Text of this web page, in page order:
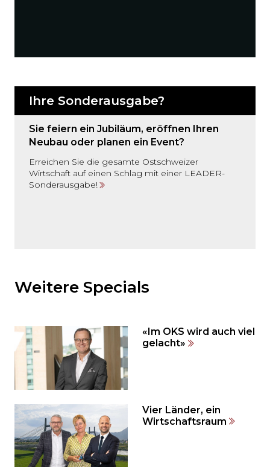
Ihre Sonderausgabe?
Sie feiern ein Jubiläum, eröffnen Ihren
Neubau oder planen ein Event?
Erreichen Sie die gesamte Ostschweizer
Wirtschaft auf einen Schlag mit einer LEADER-
Sonderausgabe!
den
Inhalt
auslassen
und
direkt
springen?
Weitere Specials
«Im OKS wird auch viel
gelacht»
Vier Länder, ein
Wirtschaftsraum